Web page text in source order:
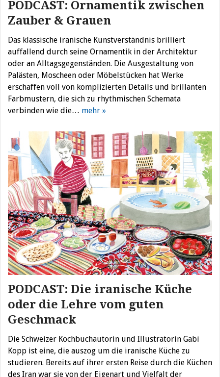
PODCAST: Ornamentik zwischen
Zauber & Grauen
Das klassische iranische Kunstverständnis brilliert
auffallend durch seine Ornamentik in der Architektur
oder an Alltagsgegenständen. Die Ausgestaltung von
Palästen, Moscheen oder Möbelstücken hat Werke
erschaffen voll von komplizierten Details und brillanten
Farbmustern, die sich zu rhythmischen Schemata
verbinden wie die… mehr »
PODCAST: Die iranische Küche
oder die Lehre vom guten
Geschmack
Die Schweizer Kochbuchautorin und Illustratorin Gabi
Kopp ist eine, die auszog um die iranische Küche zu
studieren. Bereits auf ihrer ersten Reise durch die Küchen
des Iran war sie von der Eigenart und Vielfalt der